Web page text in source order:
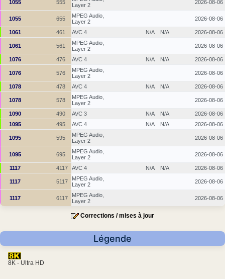
1055 555
Layer 2
2026-08-06
1055 655
MPEG Audio,
Layer 2
2026-08-06
1061 461 AVC 4 N/A N/A 2026-08-06
1061 561
MPEG Audio,
Layer 2
2026-08-06
1076 476 AVC 4 N/A N/A 2026-08-06
1076 576
MPEG Audio,
Layer 2
2026-08-06
1078 478 AVC 4 N/A N/A 2026-08-06
1078 578
MPEG Audio,
Layer 2
2026-08-06
1090 490 AVC 3 N/A N/A
2026-08-06
1095
495 AVC 4 N/A N/A 2026-08-06
1095 595
MPEG Audio,
Layer 2
2026-08-06
1095 695
MPEG Audio,
Layer 2
2026-08-06
1117 4117 AVC 4 N/A N/A 2026-08-06
1117 5117
MPEG Audio,
Layer 2
2026-08-06
1117 6117
MPEG Audio,
Layer 2
2026-08-06
Corrections / mises à jour
Légende
8K - Ultra HD